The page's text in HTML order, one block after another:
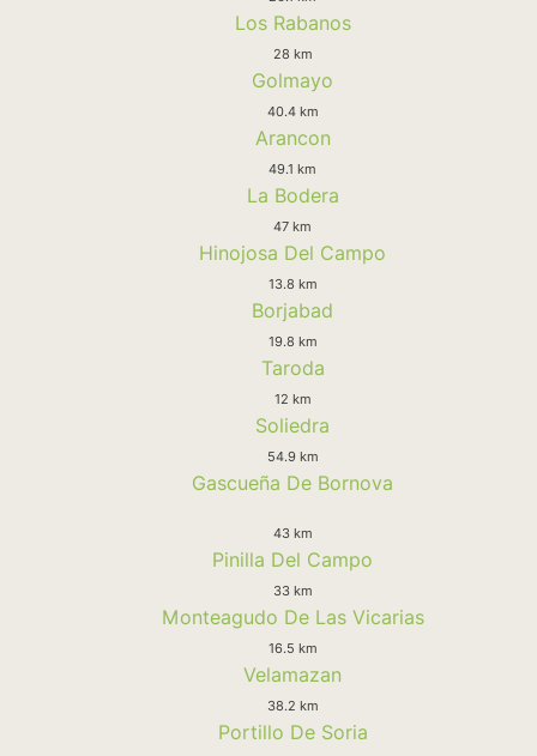
Los Rabanos
28 km
Golmayo
40.4 km
Arancon
49.1 km
La Bodera
47 km
Hinojosa Del Campo
13.8 km
Borjabad
19.8 km
Taroda
12 km
Soliedra
54.9 km
Gascueña De Bornova
43 km
Pinilla Del Campo
33 km
Monteagudo De Las Vicarias
16.5 km
Velamazan
38.2 km
Portillo De Soria